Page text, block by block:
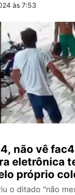
às 7:53
não vê
eletrônica
próprio
o ditado "não